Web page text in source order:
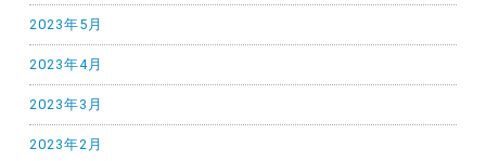
2023年5月
2023年4月
2023年3月
2023年2月